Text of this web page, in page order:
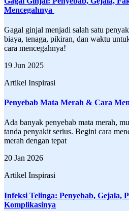
Mencegahnya ​
Gagal ginjal menjadi salah satu
biaya, tenaga, pikiran, dan waktu
cara mencegahnya!
19 Jun 2025
Artikel Inspirasi
Penyebab Mata Merah & Cara
Ada banyak penyebab mata merah,
tanda penyakit serius. Begini cara
merah dengan tepat
20 Jan 2026
Artikel Inspirasi
Infeksi Telinga: Penyebab, Gejala,
Komplikasinya